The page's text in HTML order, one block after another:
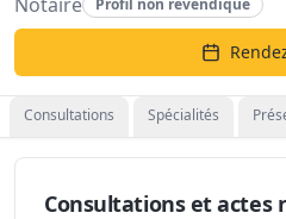
Profil non revendiqué
Consultations Spécialités
Consultations et actes